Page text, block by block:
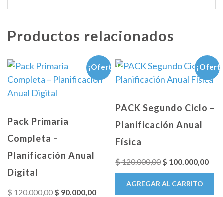
Productos relacionados
¡Oferta!
Pack Primaria
Completa –
Planificación Anual
Digital
$120.000,00 El
$ 90.000,00El
PACK Segundo Ciclo –
Planificación Anual
Física
$120.000,00El
precio
original
$ 100.000,00El
AGREGAR AL CARRITO